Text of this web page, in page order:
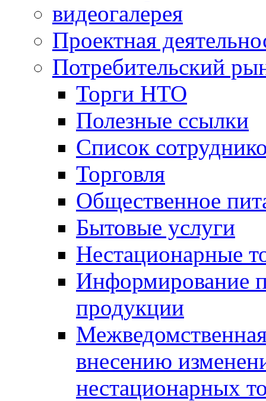
видеогалерея
Проектная
Потребительский
Торги НТО
Полезные ссылки
Список
Торговля
Общественное
Бытовые услуги
Нестационарные
Информирование
продукции
внесению
нестационарных